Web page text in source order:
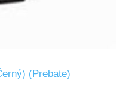
(Prebate)